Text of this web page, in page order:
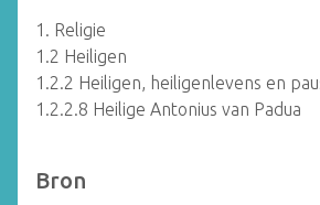
1. Religie
1.2 Heiligen
1.2.2 Heiligen, heiligenlevens en
1.2.2.8 Heilige Antonius van Padua
Bron